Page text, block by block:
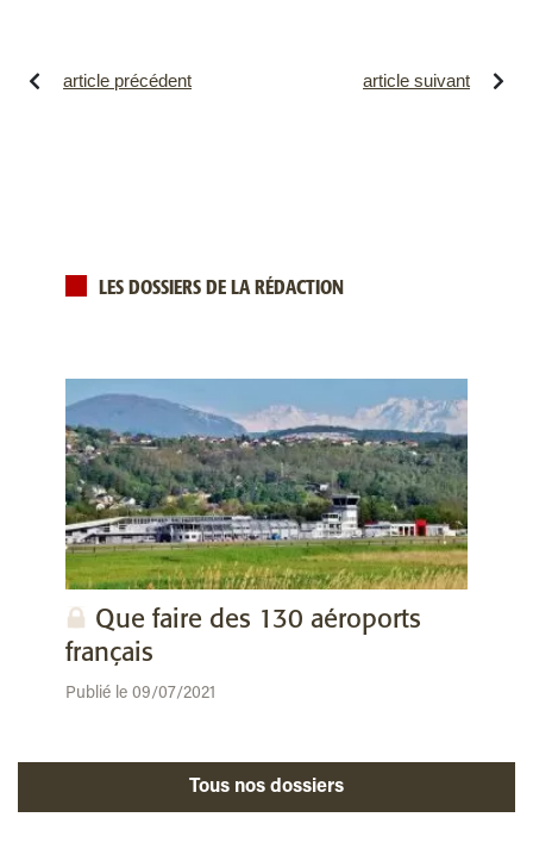
article précédent article suivant
LES DOSSIERS DE LA RÉDACTION
Que faire des 130 aéroports
français
Publié le 09/07/2021
Tous nos dossiers